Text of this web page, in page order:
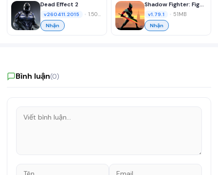
Dead Effect 2
v260411.2015 1.50GB
Nhận
Shadow Fighter: Fighting Games
v1.79.1 51MB
Nhận
Bình luận(0)